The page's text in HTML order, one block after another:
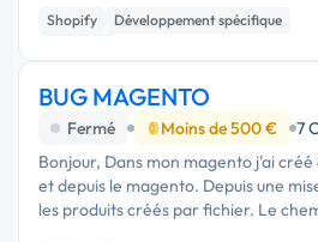
Shopify. La …
Shopify
Développement spécifique
BUG MAGENTO
Fermé
Moins de 500 € 7
Bonjour, Dans mon magento j'ai
et depuis le magento. Depuis une
les produits créés par fichier. Le